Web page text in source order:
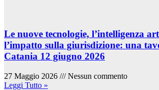
Le nuove tecnologie, l’intelligenza
l’impatto sulla giurisdizione: una
Catania 12 giugno 2026
27 Maggio 2026
Nessun commento
Leggi Tutto »